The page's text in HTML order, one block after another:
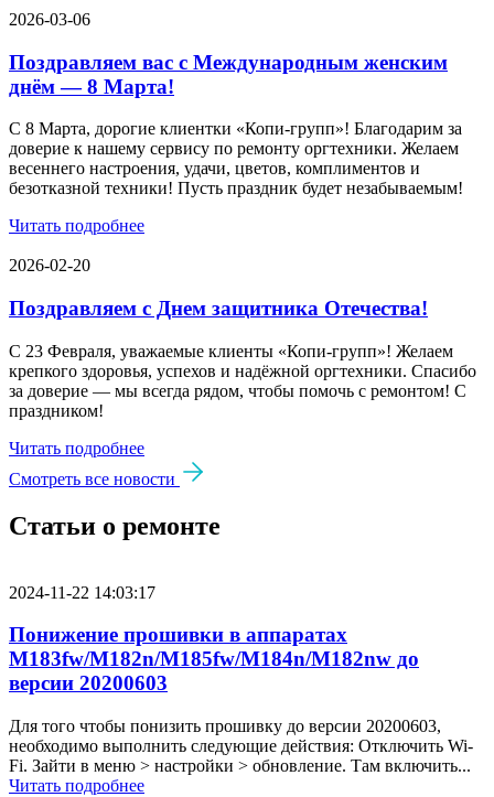
2026-03-06
Поздравляем вас с Международным женским
днём — 8 Марта!
С 8 Марта, дорогие клиентки «Копи‑групп»! Благодарим за
доверие к нашему сервису по ремонту оргтехники. Желаем
весеннего настроения, удачи, цветов, комплиментов и
безотказной техники! Пусть праздник будет незабываемым!
Читать подробнее
2026-02-20
Поздравляем с Днем защитника Отечества!
С 23 Февраля, уважаемые клиенты «Копи‑групп»! Желаем
крепкого здоровья, успехов и надёжной оргтехники. Спасибо
за доверие — мы всегда рядом, чтобы помочь с ремонтом! С
праздником!
Читать подробнее
Смотреть все новости
Статьи о ремонте
2024-11-22 14:03:17
Понижение прошивки в аппаратах
M183fw/M182n/M185fw/M184n/M182nw до
версии 20200603
Для того чтобы понизить прошивку до версии 20200603,
необходимо выполнить следующие действия: Отключить Wi-
Fi. Зайти в меню > настройки > обновление. Там включить...
Читать подробнее